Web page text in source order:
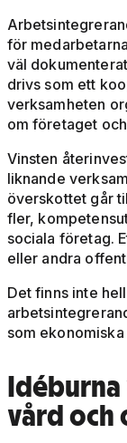
för
väl
drivs som ett
verksamheten
om företaget
Vinsten
liknande
överskottet går
fler,
sociala företag.
eller andra
Det finns inte
som
vård och